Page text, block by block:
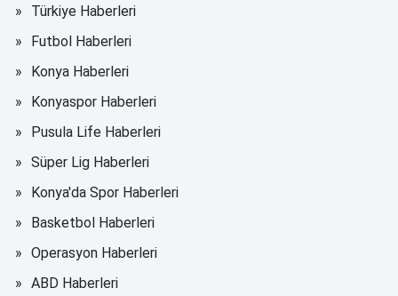
Türkiye Haberleri
Futbol Haberleri
Konya Haberleri
Konyaspor Haberleri
Pusula Life Haberleri
Süper Lig Haberleri
Konya'da Spor Haberleri
Basketbol Haberleri
Operasyon Haberleri
ABD Haberleri